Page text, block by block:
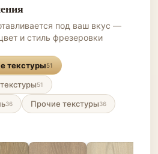
под ваш вкус —
и стиль фрезеровки
текстуры51
51
36 Прочие текстуры36